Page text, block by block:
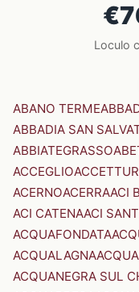
Loculo
ABANO TERME
ABBADIA SAN
ABBIATEGRASSO
ACCEGLIO
ACERNOACERRAACI
ACI CATENAACI
ACQUAFONDATA
ACQUALAGNA
ACQUANEGRA SUL